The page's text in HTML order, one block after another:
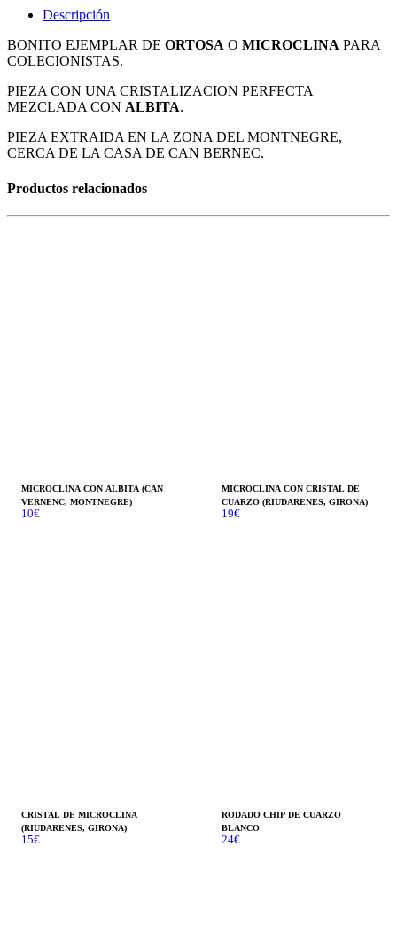
Descripción
BONITO EJEMPLAR DE ORTOSA O MICROCLINA PARA
COLECIONISTAS.
PIEZA CON UNA CRISTALIZACION PERFECTA
MEZCLADA CON ALBITA.
PIEZA EXTRAIDA EN LA ZONA DEL MONTNEGRE,
CERCA DE LA CASA DE CAN BERNEC.
Productos relacionados
MICROCLINA CON ALBITA (CAN
VERNENC, MONTNEGRE)
10€
MICROCLINA CON CRISTAL DE
CUARZO (RIUDARENES, GIRONA)
19€
CRISTAL DE MICROCLINA
(RIUDARENES, GIRONA)
15€
RODADO CHIP DE CUARZO
BLANCO
24€